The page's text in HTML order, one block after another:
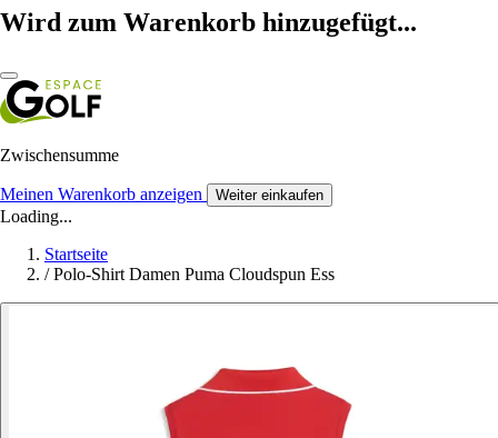
Wird zum Warenkorb hinzugefügt...
Zwischensumme
Meinen Warenkorb anzeigen Weiter einkaufen
Loading...
Startseite
/ Polo-Shirt Damen Puma Cloudspun Ess